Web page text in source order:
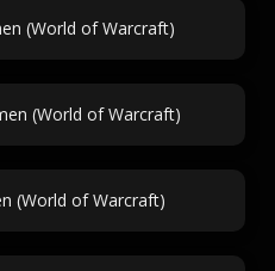
(World of Warcraft)
(World of Warcraft)
(World of Warcraft)